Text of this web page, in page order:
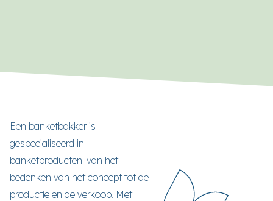
Een banketbakker is
gespecialiseerd in
banketproducten: van het
bedenken van het concept tot de
productie en de verkoop. Met